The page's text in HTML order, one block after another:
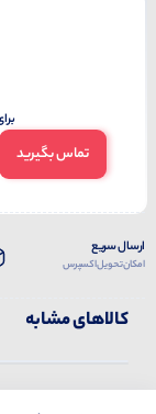
تماس بگیرید
ارسال سریع
امکان تحویل اکسپرس
کالاهای مشابه